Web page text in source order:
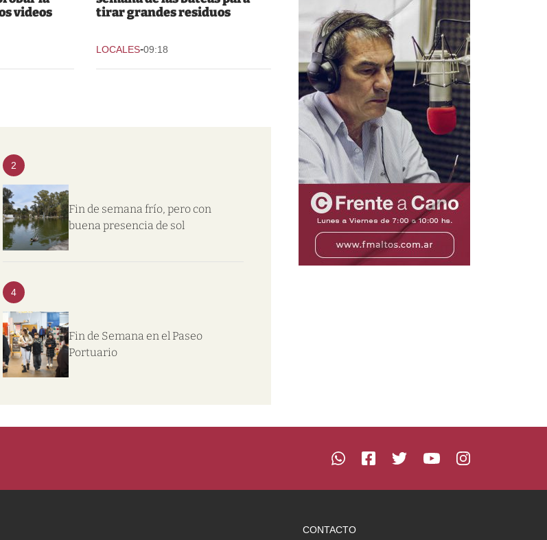
videos
tirar grandes residuos
LOCALES-09:18
2
Fin de semana frío, pero con
buena presencia de sol
4
Fin de Semana en el Paseo
Portuario
CONTACTO